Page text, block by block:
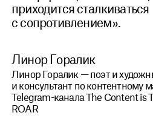
приходится сталкиваться
с сопротивлением».
Линор Горалик
Линор Горалик — поэт и
и консультант по контентному
Telegram-канала The Content is
ROAR